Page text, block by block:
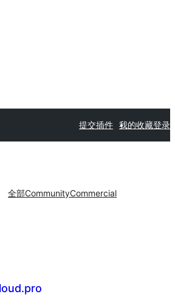
提交插件 我的收藏登录
全部CommunityCommercial